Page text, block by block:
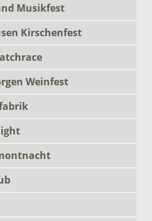
Musikfest
Kirschenfest
Weinfest